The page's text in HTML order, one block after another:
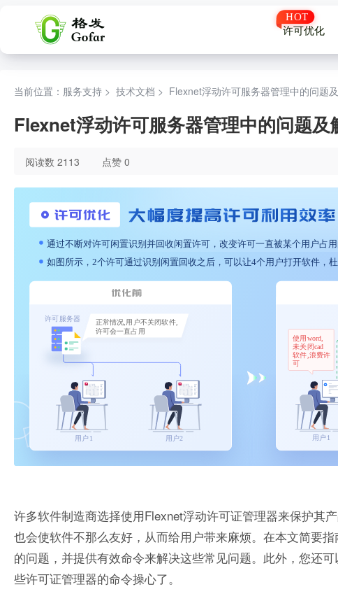
许可优化
当前位置：服务支持 > 技术文档 > Flexnet浮动许可服务器管理中的问题
Flexnet浮动许可服务器管理中的问题及
阅读数 2113 点赞 0
许多软件制造商选择使用Flexnet浮动许可证管理器来保护其
也会使软件不那么友好，从而给用户带来麻烦。在本文简要
的问题，并提供有效命令来解决这些常见问题。此外，您还
些许可证管理器的命令操心了。